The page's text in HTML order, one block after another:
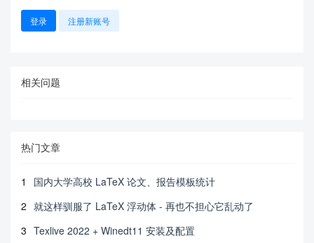
登录 注册新账号
相关问题
热门文章
1
国内大学高校 LaTeX 论文、报告模板统计
2 就这样驯服了 LaTeX 浮动体 - 再也不担心它乱动了
3 Texlive 2022 + Winedt11 安装及配置